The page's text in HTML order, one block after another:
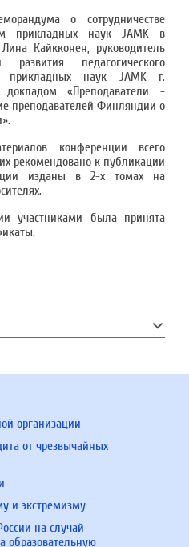
о сотрудничестве
прикладных наук JAMK в
Кайкконен, руководитель
педагогического
прикладных наук JAMK г.
«Преподаватели -
преподавателей Финляндии о
конференции всего
рекомендовано к публикации
изданы в 2-х томах на
участниками была принята
организации
от чрезвычайных
и экстремизму
на случай
образовательную